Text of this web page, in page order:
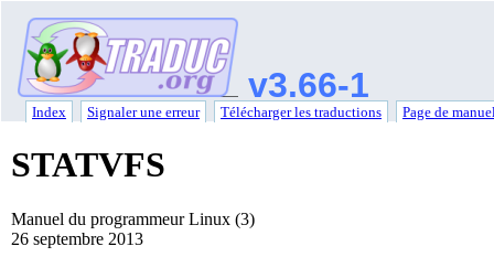
v3.66-1
Index Signaler une erreur Télécharger les traductions Page de
STATVFS
Manuel du programmeur Linux (3)
26 septembre 2013